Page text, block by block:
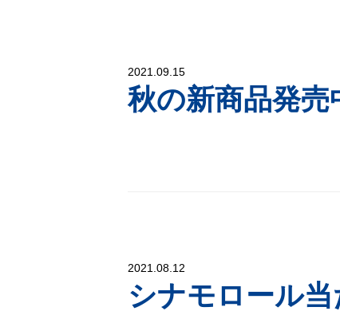
2021.09.15
秋の新商品発売
2021.08.12
シナモロール当